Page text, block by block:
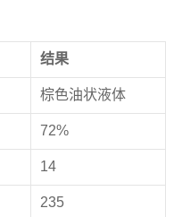
结果
棕色油状液体
72%
14
235